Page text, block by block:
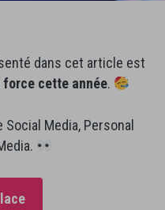
dans cet article est
force cette année.
Media, Personal